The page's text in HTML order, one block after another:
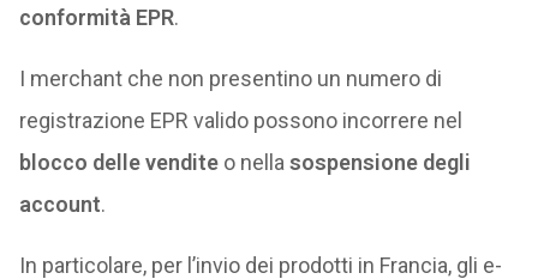
conformità EPR.
I merchant che non presentino un numero di
registrazione EPR valido possono incorrere nel
blocco delle venditeo nella sospensione degli
account.
In particolare, per l’invio dei prodotti in Francia, gli e-